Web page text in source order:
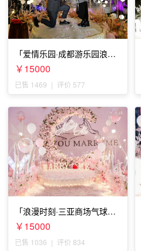
「爱情乐园·成都游乐园浪漫
求婚」
￥15000
已售 1469 | 评价 577
「浪漫时刻·三亚商场气球雨
惊喜求婚」
￥15000
已售 1036 | 评价 834